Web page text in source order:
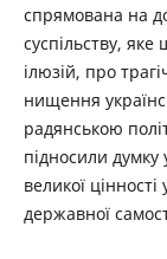
спрямована на
суспільству,
ілюзій, про
нищення
радянською
підносили думку
великої
державної